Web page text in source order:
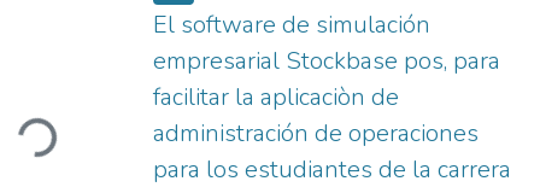
El software de simulación
empresarial Stockbase pos, para
facilitar la aplicaciòn de
administración de operaciones
para los estudiantes de la carrera